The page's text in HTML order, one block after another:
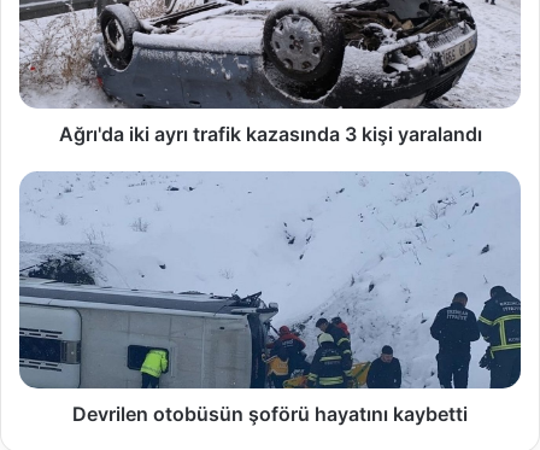
Ağrı'da iki ayrı trafik kazasında 3 kişi yaralandı
Devrilen otobüsün şoförü hayatını kaybetti